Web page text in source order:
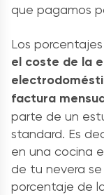
que pagamos
Los
el coste de la
factura
parte de un
standard. Es
en una cocina
de tu nevera
porcentaje de